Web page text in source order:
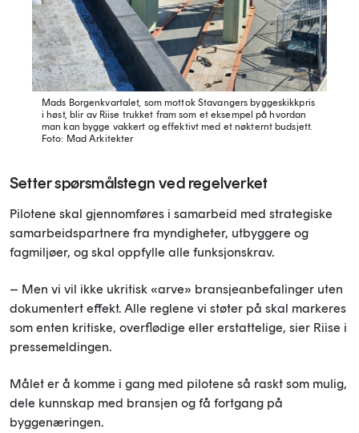
Mads Borgenkvartalet, som mottok Stavangers byggeskikkpris
i høst, blir av Riise trukket fram som et eksempel på hvordan
man kan bygge vakkert og effektivt med et nøkternt budsjett.
Foto: Mad Arkitekter
Setter spørsmålstegn ved regelverket
Pilotene skal gjennomføres i samarbeid med strategiske
samarbeidspartnere fra myndigheter, utbyggere og
fagmiljøer, og skal oppfylle alle funksjonskrav.
– Men vi vil ikke ukritisk «arve» bransjeanbefalinger uten
dokumentert effekt. Alle reglene vi støter på skal markeres
som enten kritiske, overflødige eller erstattelige, sier Riise i
pressemeldingen.
Målet er å komme i gang med pilotene så raskt som mulig,
dele kunnskap med bransjen og få fortgang på
byggenæringen.